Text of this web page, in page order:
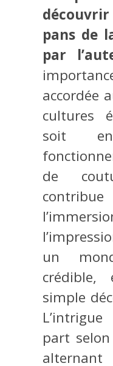
pans de
par
accordée
cultures
soit
de
un
simple
part